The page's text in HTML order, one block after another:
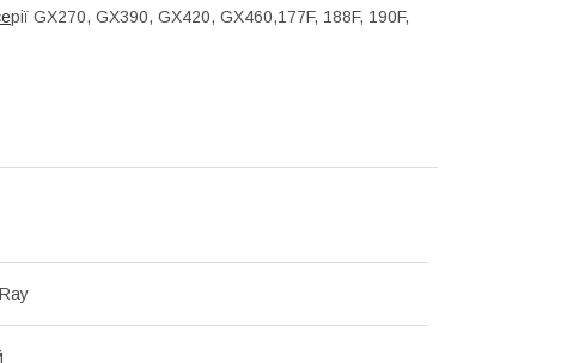
рії GX270, GX390, GX420, GX460,177F, 188F, 190F,